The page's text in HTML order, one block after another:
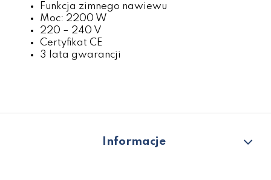
Funkcja zimnego nawiewu
Moc: 2200 W
220 – 240 V
Certyfikat CE
3 lata gwarancji
Informacje